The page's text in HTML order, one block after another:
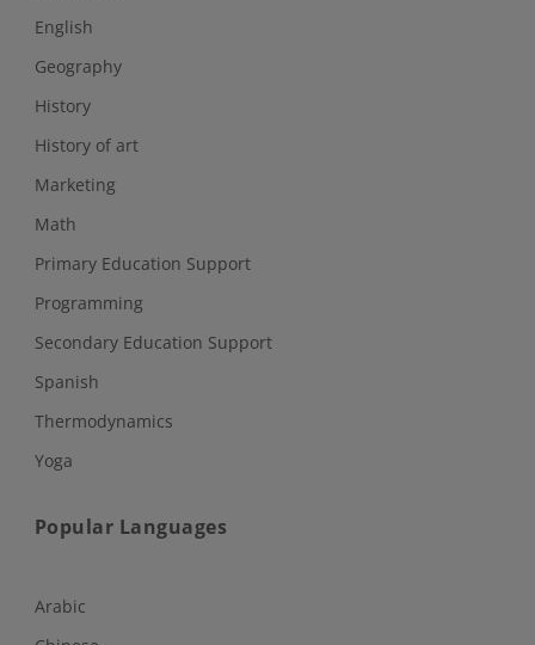
English
Geography
History
History of art
Marketing
Math
Primary Education Support
Programming
Secondary Education Support
Spanish
Thermodynamics
Yoga
Popular Languages
Arabic